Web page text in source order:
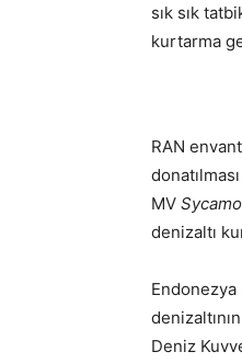
sık sık
kurtarma
RAN
MV
denizaltı
Endonezya
Deniz